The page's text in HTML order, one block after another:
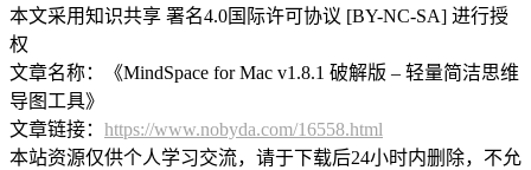
本文采用知识共享 署名4.0国际许可协议 [BY-NC-SA] 进行授
权
文章名称：《MindSpace for Mac v1.8.1 破解版 – 轻量简洁思维
导图工具》
文章链接： https://www.nobyda.com/16558.html
本站资源仅供个人学习交流，请于下载后24小时内删除，不允